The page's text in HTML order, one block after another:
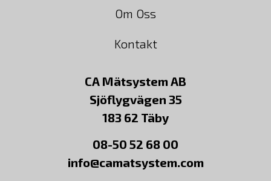
Om Oss
Kontakt
CA Mätsystem AB
Sjöflygvägen 35
183 62 Täby
08-50 52 68 00
info@camatsystem.com